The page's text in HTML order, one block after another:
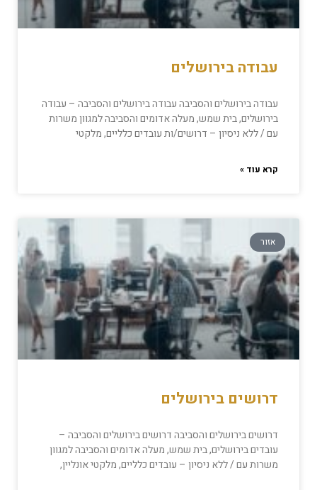
עבודה בירושלים
עבודה בירושלים והסביבה עבודה בירושלים והסביבה – עבודה
בירושלים, בית שמש, מעלה אדומים והסביבה למגוון משרות
עם / ללא ניסיון – דרושים/ות עובדים כלליים, מלקטי
קרא עוד »
אזור
דרושים בירושלים
דרושים בירושלים והסביבה דרושים בירושלים והסביבה –
עובדים בירושלים, בית שמש, מעלה אדומים והסביבה למגוון
משרות עם / ללא ניסיון – עובדים כלליים, מלקטי אונליין,